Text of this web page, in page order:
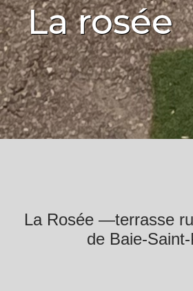
La rosée
La Rosée —terrasse
de Baie-